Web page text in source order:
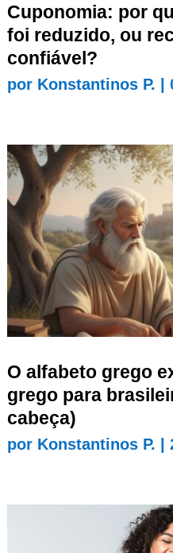
Cuponomia: por
foi reduzido, ou
confiável?
por Konstantinos P.
O alfabeto grego
grego para
cabeça)
por Konstantinos P.